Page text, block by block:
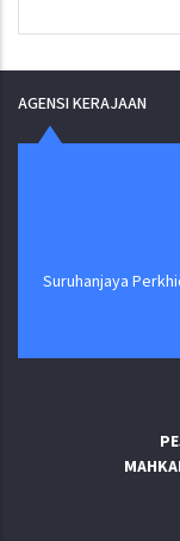
AGENSI KERAJAAN
Suruhanjaya